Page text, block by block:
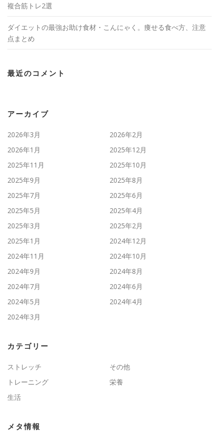
複合筋トレ2選
ダイエットの最強お助け食材・こんにゃく。痩せる食べ方、注意
点まとめ
最近のコメント
アーカイブ
2026年3月
2026年2月
2026年1月
2025年12月
2025年11月
2025年10月
2025年9月
2025年8月
2025年7月
2025年6月
2025年5月
2025年4月
2025年3月
2025年2月
2025年1月
2024年12月
2024年11月
2024年10月
2024年9月
2024年8月
2024年7月
2024年6月
2024年5月
2024年4月
2024年3月
カテゴリー
ストレッチ
その他
トレーニング
栄養
生活
メタ情報